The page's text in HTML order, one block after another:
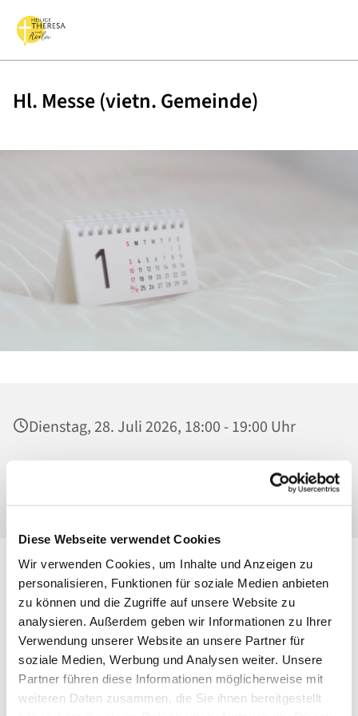
Diese Webseite verwendet Cookies
Wir verwenden Cookies, um Inhalte und Anzeigen zu
personalisieren, Funktionen für soziale Medien anbieten
zu können und die Zugriffe auf unsere Website zu
analysieren. Außerdem geben wir Informationen zu Ihrer
Verwendung unserer Website an unsere Partner für
soziale Medien, Werbung und Analysen weiter. Unsere
Partner führen diese Informationen möglicherweise mit
weiteren Daten zusammen, die Sie ihnen bereitgestellt
Hl. Messe (vietn. Gemeinde)
Dienstag, 28. Juli 2026, 18:00 - 19:00 Uhr
Ss. Corpus Christi, Kirche, Conrad-Blenkle-